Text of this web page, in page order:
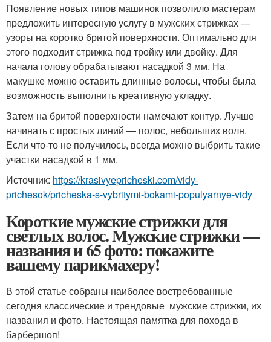
Появление новых типов машинок позволило мастерам
предложить интересную услугу в мужских стрижках —
узоры на коротко бритой поверхности. Оптимально для
этого подходит стрижка под тройку или двойку. Для
начала голову обрабатывают насадкой 3 мм. На
макушке можно оставить длинные волосы, чтобы была
возможность выполнить креативную укладку.
Затем на бритой поверхности намечают контур. Лучше
начинать с простых линий — полос, небольших волн.
Если что-то не получилось, всегда можно выбрить такие
участки насадкой в 1 мм.
Источник: https://krasivyepricheski.com/vidy-
prichesok/pricheska-s-vybritymi-bokami-populyarnye-vidy
Короткие мужские стрижки для
светлых волос. Мужские стрижки —
названия и 65 фото: покажите
вашему парикмахеру!
В этой статье собраны наиболее востребованные
сегодня классические и трендовые мужские стрижки, их
названия и фото. Настоящая памятка для похода в
барбершоп!